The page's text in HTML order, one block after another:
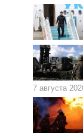
7 августа